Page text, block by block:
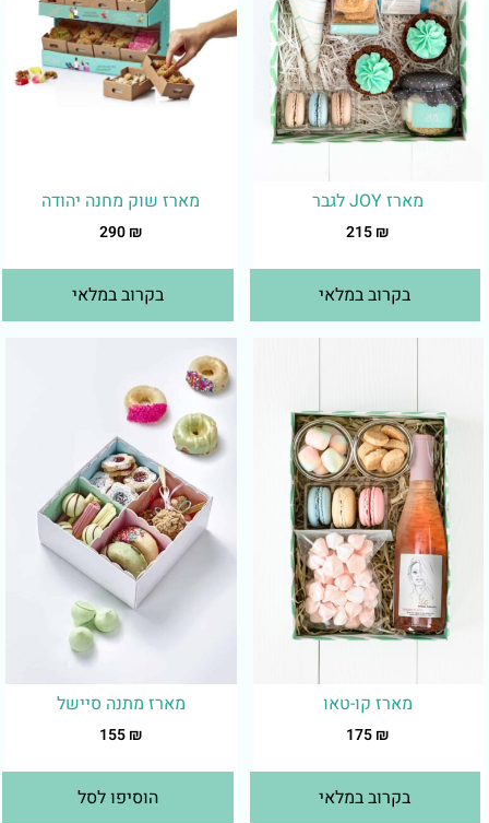
מארז JOY לגבר
215₪
בקרוב במלאי
מארז שוק מחנה יהודה
290₪
בקרוב במלאי
מארז קו-טאו
175₪
בקרוב במלאי
מארז מתנה סיישל
155₪
הוסיפו לסל